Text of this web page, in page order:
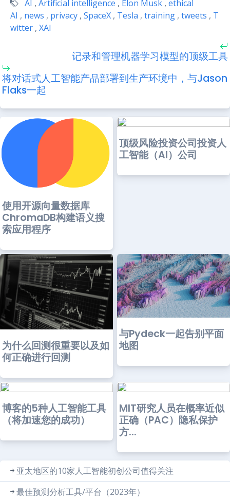
AI , Artificial intelligence , Elon Musk , ethical
AI , news , privacy , SpaceX , Tesla , training , tweets , T
witter , XAI
记录和管理机器学习模型的顶级工具
将对话式人工智能产品部署到生产环境中，与Jason
Flaks一起
使用开源向量数据库
ChromaDB构建语义搜
索应用程序
顶级风险投资公司投资人
工智能（AI）公司
为什么回测很重要以及如
何正确进行回测
与Pydeck一起告别平面
地图
博客的5种人工智能工具
（将加速您的成功）
MIT研究人员在概率近似
正确（PAC）隐私保护
方...
亚太地区的10家人工智能初创公司值得关注
最佳预测分析工具/平台（2023年）